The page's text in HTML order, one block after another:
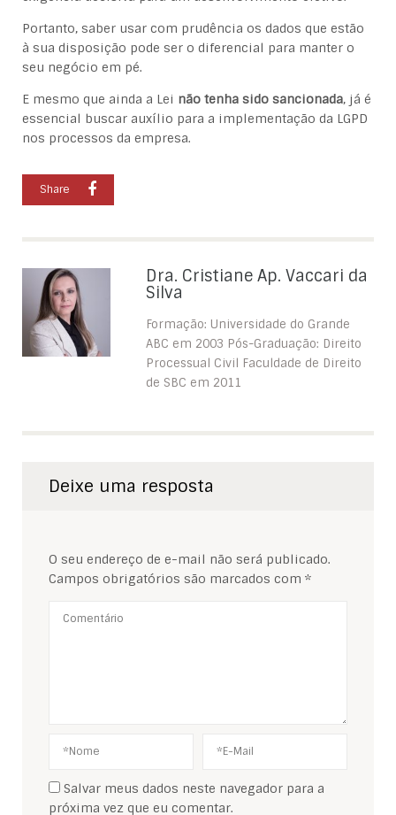
Portanto, saber usar com prudência os dados que estão
à sua disposição pode ser o diferencial para manter o
seu negócio em pé.
E mesmo que ainda a Lei não tenha sido sancionada, já é
essencial buscar auxílio para a implementação da LGPD
nos processos da empresa.
Share
Dra. Cristiane Ap. Vaccari da
Silva
Formação: Universidade do Grande
ABC em 2003 Pós-Graduação: Direito
Processual Civil Faculdade de Direito
de SBC em 2011
Deixe uma resposta
O seu endereço de e-mail não será publicado.
Campos obrigatórios são marcados com *
Salvar meus dados neste navegador para a
próxima vez que eu comentar.